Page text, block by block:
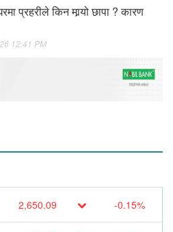
प्रहरीले किन मार्‍यो छापा ? कारण
12:41 PM
2,650.09 -0.15%